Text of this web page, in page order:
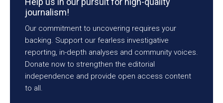
journalism!
Our commitment to uncovering requires your
backing. Support our fearless investigative
reporting, in-depth analyses and community voices.
Donate now to strengthen the editorial
independence and provide open access content
to all.